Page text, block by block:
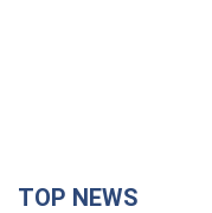
TOP NEWS